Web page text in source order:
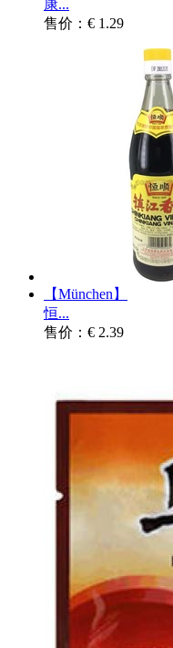
康...
售价：€ 1.29
【München】
恒...
售价：€ 2.39